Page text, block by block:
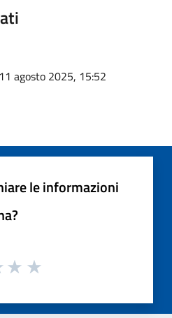
agosto 2025, 15:52
le informazioni